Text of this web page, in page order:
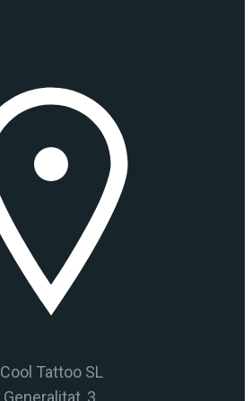
Cool Tattoo SL
Generalitat, 3.